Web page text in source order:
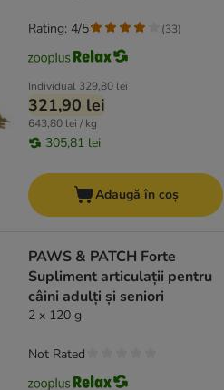
Individual 329,80 lei
321,90 lei
643,80 lei / kg
305,81 lei
Rating: 4/5 (33)
Adaugă în coș
PAWS & PATCH Forte
Supliment articulații pentru
câini adulți și seniori
2 x 120 g
Not Rated